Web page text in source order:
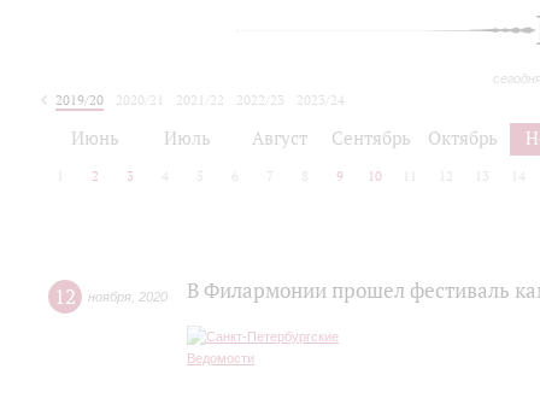
2019/20 2020/21 2021/22 2022/23
2023/24
Июнь Июль Август Сентябрь Октябрь
2 3 4 5 6 7 8 9 10 12 13 14
12 ноября 2020 В Филармонии прошел фестиваль